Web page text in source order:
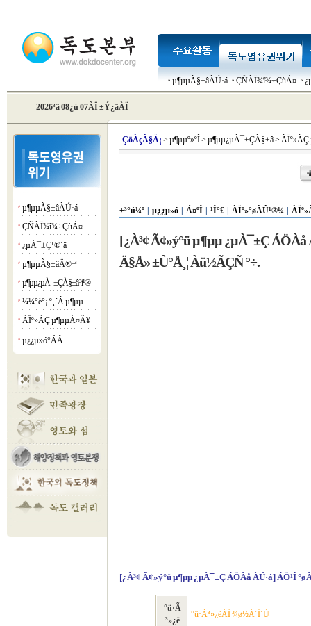
µ¶µµÀ§±âÀÚ·á ÇÑÀÏ¾î¾÷ÇùÁ¤
2026³â 08¿ù 07ÀÏ ±Ý¿äÀÏ
¡á µ¶µµÀ§±âÀÚ·á
¡á ÇÑÀÏ¾î¾÷ÇùÁ¤
¡á ¿µÀ¯±Ç¹®´ä
¡á µ¶µµÀ§±âÄ®·³
¡á µ¶µµ¿µÀ¯±ÇÀ§±â ³í¹®
¡á ¼¼°è°¡ º¸´Â µ¶µµ
¡á ÀÏº»ÀÇ µ¶µµÁ¤Ã¥
¡á µ¿¿µ»ó°­ÁÂ
ÇöÀçÀ§Ä¡ > µ¶µµº»ºÎ> µ¶µµ¿µÀ¯±ÇÀ§±â>
±³°ú¼º| µ¿¿µ»ó| Á¤ºÎ| ¹Î°£| ÀÏº»°øÀÛ¹®¼­|
[¿À³¢ Ã¢»ý°ü µ¶µµ ¿µÀ¯±Ç
Ä§Å» ±Ù°Å¸¦ Àü½ÃÇÑ °÷.
[¿À³¢ Ã¢»ý°ü µ¶µµ ¿µÀ¯±Ç ÁÖÀå ÀÚ·á] ÁÖ¹Î
°ü·Ã
³»¿ë
°ü·Ã³»¿ëÀÌ ¾ø½À´Ï´Ù